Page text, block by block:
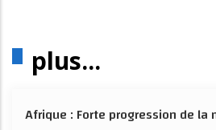
plus...
Afrique : Forte progression de la